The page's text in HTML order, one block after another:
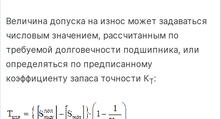
Величина допуска на износ может задаваться
числовым значением, рассчитанным по
требуемой долговечности подшипника, или
определяться по предписанному
коэффициенту запаса точности КТ: